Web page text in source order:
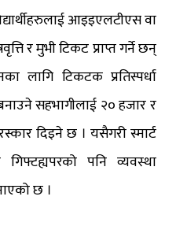
आइइएलटीएस वा
र मुभी टिकट प्राप्त गर्ने छन्
लागि टिकटक प्रतिस्पर्धा
सहभागीलाई २० हजार र
दिइने छ । यसैगरी स्मार्ट
पनि व्यवस्था
छ ।